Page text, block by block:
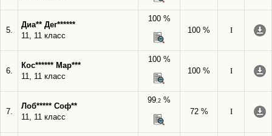
5.
Диа** Дег******
11, 11 класс
100 %
100 %
I
6.
Кос****** Мар***
11, 11 класс
100 %
100 %
I
7.
Лоб***** Соф**
11, 11 класс
99,2 %
72 %
I